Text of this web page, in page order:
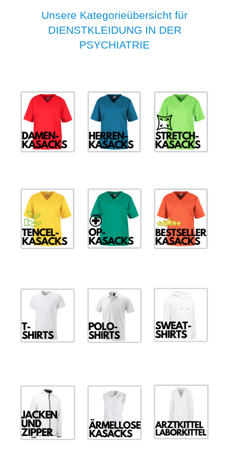
Unsere Kategorieübersicht für
DIENSTKLEIDUNG IN DER
PSYCHIATRIE